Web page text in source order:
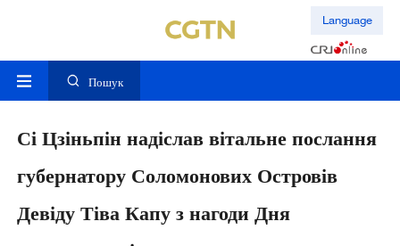
Language
Пошук
Сі Цзіньпін надіслав вітальне послання
губернатору Соломонових Островів
Девіду Тіва Капу з нагоди Дня